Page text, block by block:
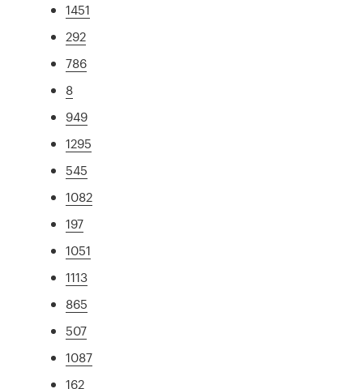
1451
292
786
8
949
1295
545
1082
197
1051
1113
865
507
1087
162